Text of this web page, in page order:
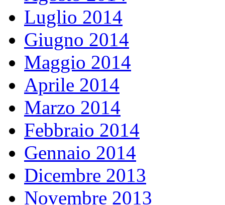
Luglio 2014
Giugno 2014
Maggio 2014
Aprile 2014
Marzo 2014
Febbraio 2014
Gennaio 2014
Dicembre 2013
Novembre 2013